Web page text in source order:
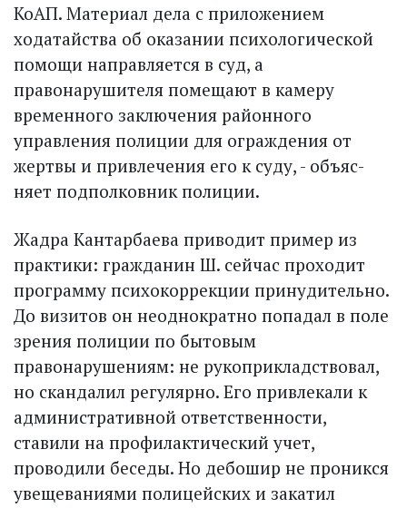
КоАП. Материал дела с приложением
ходатайства об оказании психологической
помощи направляется в суд, а
правонарушителя помещают в камеру
временного заключения районного
управления полиции для ограждения от
жертвы и привлечения его к суду, - объяс­
няет подполковник полиции.
Жадра Кантарбаева приводит пример из
практики: гражданин Ш. сейчас проходит
программу психокоррекции принудительно.
До визитов он неоднократно попадал в поле
зрения полиции по бытовым
правонарушениям: не рукоприкладствовал,
но скандалил регулярно. Его привлекали к
административной ответственности,
ставили на профилактический учет,
проводили беседы. Но дебошир не проникся
увещеваниями полицейских и закатил